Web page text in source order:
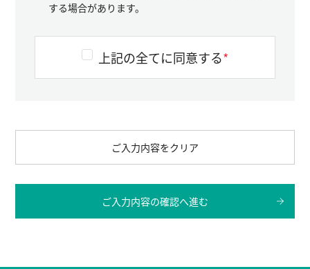
する場合があります。
上記の全てに同意する*
ご入力内容をクリア
ご入力内容の確認へ進む